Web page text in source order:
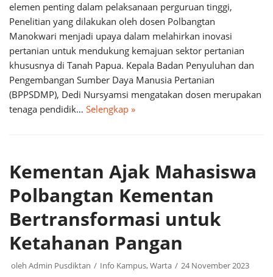
elemen penting dalam pelaksanaan perguruan tinggi,
Penelitian yang dilakukan oleh dosen Polbangtan
Manokwari menjadi upaya dalam melahirkan inovasi
pertanian untuk mendukung kemajuan sektor pertanian
khususnya di Tanah Papua. Kepala Badan Penyuluhan dan
Pengembangan Sumber Daya Manusia Pertanian
(BPPSDMP), Dedi Nursyamsi mengatakan dosen merupakan
tenaga pendidik… Selengkap »
Kementan Ajak Mahasiswa
Polbangtan Kementan
Bertransformasi untuk
Ketahanan Pangan
oleh Admin Pusdiktan Info Kampus,Warta 24 November 2023